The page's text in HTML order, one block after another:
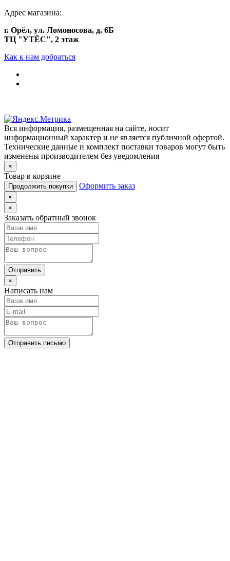
Адрес магазина:
г. Орёл, ул. Ломоносова, д. 6Б
ТЦ "УТЁС", 2 этаж
Как к нам добраться
Вся информация, размещенная на сайте, носит
информационный характер и не является публичной офертой.
Технические данные и комплект поставки товаров могут быть
изменены производителем без уведомления
×
Товар в корзине
Продолжить покупки Оформить заказ
×
×
Заказать обратный звонок
Отправить
×
Написать нам
Отправить письмо